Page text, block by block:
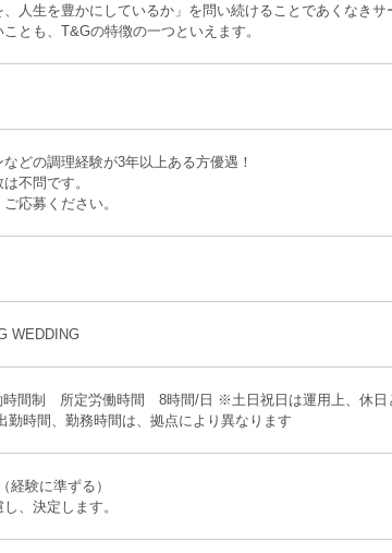
人生を豊かにしているか」を問い続けることであくなき
とも、T&Gの特徴の一つといえます。
どの調理経験が3年以上ある方優遇！
不問です。
応募ください。
WEDDING
間制 所定労働時間 8時間/日 ※土日祝日は運用上、休日
時間、勤務時間は、拠点により異なります
経験に準ずる）
、決定します。